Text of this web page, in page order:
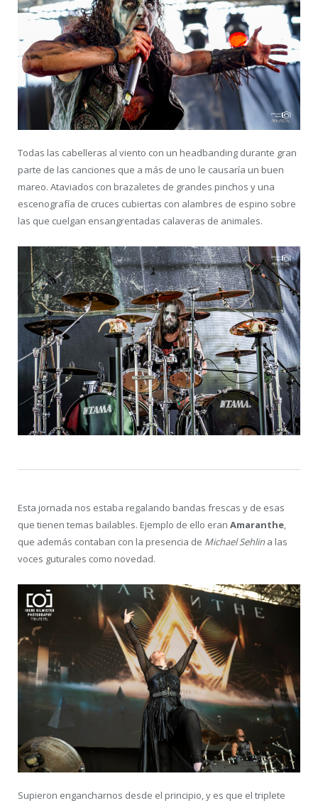
Todas las cabelleras al viento con un headbanding durante gran
parte de las canciones que a más de uno le causaría un buen
mareo. Ataviados con brazaletes de grandes pinchos y una
escenografía de cruces cubiertas con alambres de espino sobre
las que cuelgan ensangrentadas calaveras de animales.
Esta jornada nos estaba regalando bandas frescas y de esas
que tienen temas bailables. Ejemplo de ello eran Amaranthe,
que además contaban con la presencia de Michael Sehlin a las
voces guturales como novedad.
Supieron engancharnos desde el principio, y es que el triplete